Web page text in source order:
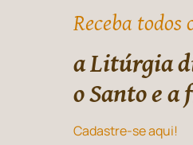
Receba todos
a Litúrgia
o Santo e a
Cadastre-se aqui!